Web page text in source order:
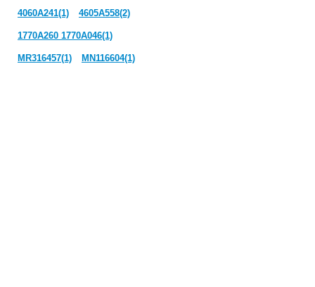
4060A241(1) 4605A558(2)
1770A260 1770A046(1)
MR316457(1) MN116604(1)